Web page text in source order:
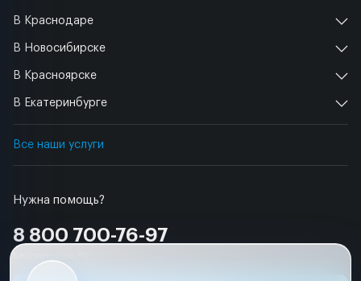
Нужна помощь?
8 800 700-76-97
В Краснодаре
В Новосибирске
В Красноярске
В Екатеринбурге
Все наши услуги